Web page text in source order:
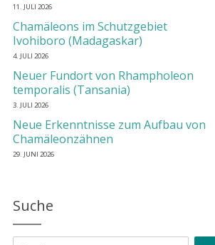
11. JULI 2026
Chamäleons im Schutzgebiet
Ivohiboro (Madagaskar)
4. JULI 2026
Neuer Fundort von Rhampholeon
temporalis (Tansania)
3. JULI 2026
Neue Erkenntnisse zum Aufbau von
Chamäleonzähnen
29. JUNI 2026
Suche